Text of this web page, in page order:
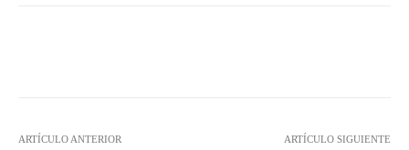
ARTÍCULO ANTERIOR ARTÍCULO SIGUIENTE